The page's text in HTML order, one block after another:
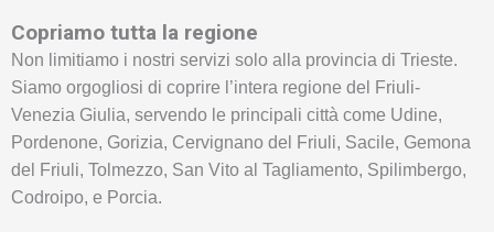
Copriamo tutta la regione
Non limitiamo i nostri servizi solo alla provincia di Trieste.
Siamo orgogliosi di coprire l’intera regione del Friuli-
Venezia Giulia, servendo le principali città come Udine,
Pordenone, Gorizia, Cervignano del Friuli, Sacile, Gemona
del Friuli, Tolmezzo, San Vito al Tagliamento, Spilimbergo,
Codroipo, e Porcia.